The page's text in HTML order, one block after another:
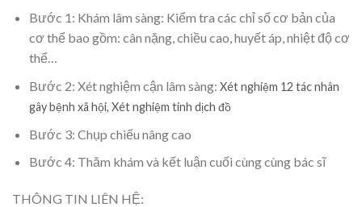
Bước 1: Khám lâm sàng: Kiểm tra các chỉ số cơ bản của
cơ thể bao gồm: cân nặng, chiều cao, huyết áp, nhiệt độ cơ
thể…
Bước 2: Xét nghiệm cận lâm sàng: Xét nghiệm 12 tác nhân
gây bệnh xã hội, Xét nghiệm tinh dịch đồ
Bước 3: Chụp chiếu nâng cao
Bước 4: Thăm khám và kết luận cuối cùng cùng bác sĩ
THÔNG TIN LIÊN HỆ: